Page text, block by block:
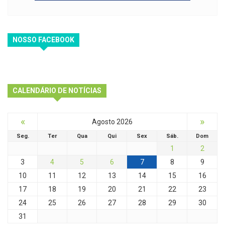
NOSSO FACEBOOK
CALENDÁRIO DE NOTÍCIAS
« Agosto 2026 »
Seg. Ter Qua Qui Sex Sáb. Dom
1
2
3
4 5 6 7 8
9
10
11 12 13 14 15
16
17
18 19 20 21 22
23
24
25 26 27 28 29
30
31